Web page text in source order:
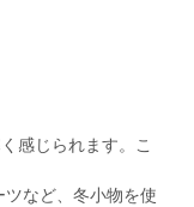
感じられます。こ
など、冬小物を使